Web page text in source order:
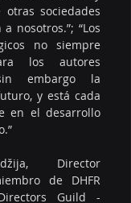
sociedades
nosotros.”; “Los
no siempre
los autores
embargo la
y está cada
en el desarrollo
Director
de DHFR
Guild​ -